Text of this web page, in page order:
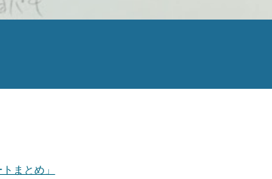
まとめ」